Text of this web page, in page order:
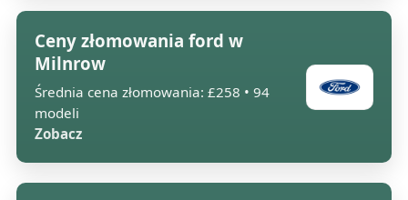
Ceny złomowania ford w
Milnrow
Średnia cena złomowania: £258 • 94
modeli
Zobacz